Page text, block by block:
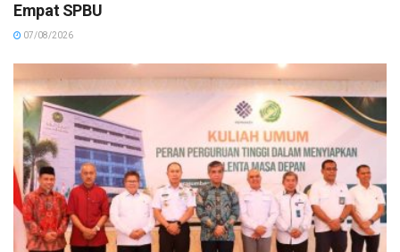
Empat SPBU
07/08/2026